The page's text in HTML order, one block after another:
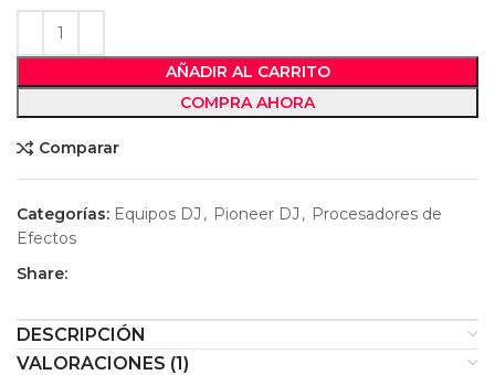
AÑADIR AL CARRITO
COMPRA AHORA
Comparar
Categorías: Equipos DJ , Pioneer DJ , Procesadores de
Efectos
Share:
DESCRIPCIÓN
VALORACIONES (1)